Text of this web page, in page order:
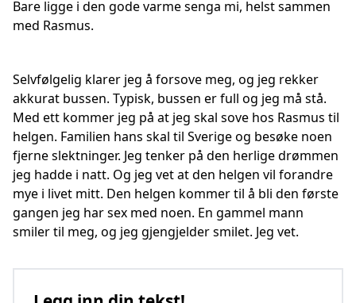
Bare ligge i den gode varme senga mi, helst sammen
med Rasmus.
Selvfølgelig klarer jeg å forsove meg, og jeg rekker
akkurat bussen. Typisk, bussen er full og jeg må stå.
Med ett kommer jeg på at jeg skal sove hos Rasmus til
helgen. Familien hans skal til Sverige og besøke noen
fjerne slektninger. Jeg tenker på den herlige drømmen
jeg hadde i natt. Og jeg vet at den helgen vil forandre
mye i livet mitt. Den helgen kommer til å bli den første
gangen jeg har sex med noen. En gammel mann
smiler til meg, og jeg gjengjelder smilet. Jeg vet.